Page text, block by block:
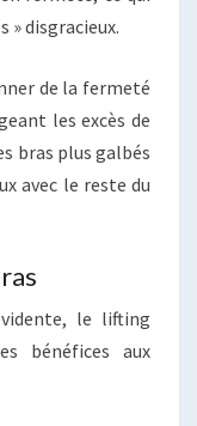
» disgracieux.
de la fermeté
les excès de
bras plus galbés
avec le reste du
le lifting
bénéfices aux